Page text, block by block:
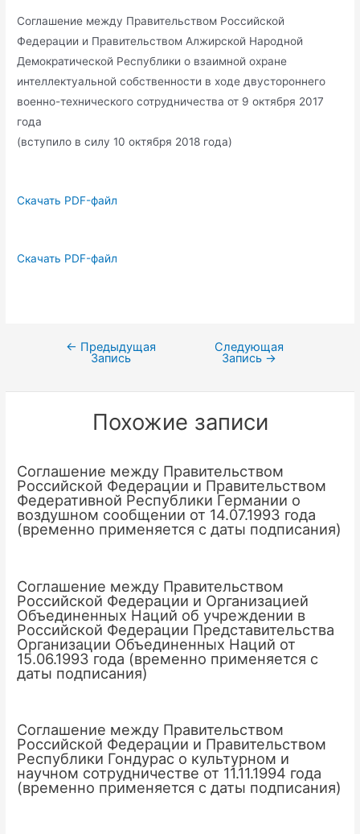
Соглашение между Правительством Российской
Федерации и Правительством Алжирской Народной
Демократической Республики о взаимной охране
интеллектуальной собственности в ходе двустороннего
военно-технического сотрудничества от 9 октября 2017
года
(вступило в силу 10 октября 2018 года)
Скачать PDF-файл
Скачать PDF-файл
Навигация
записям
← Предыдущая
Запись
Следующая
Запись →
Похожие записи
Соглашение между Правительством
Российской Федерации и Правительством
Федеративной Республики Германии о
воздушном сообщении от 14.07.1993 года
(временно применяется с даты подписания)
Соглашение между Правительством
Российской Федерации и Организацией
Объединенных Наций об учреждении в
Российской Федерации Представительства
Организации Объединенных Наций от
15.06.1993 года (временно применяется с
даты подписания)
Соглашение между Правительством
Российской Федерации и Правительством
Республики Гондурас о культурном и
научном сотрудничестве от 11.11.1994 года
(временно применяется с даты подписания)